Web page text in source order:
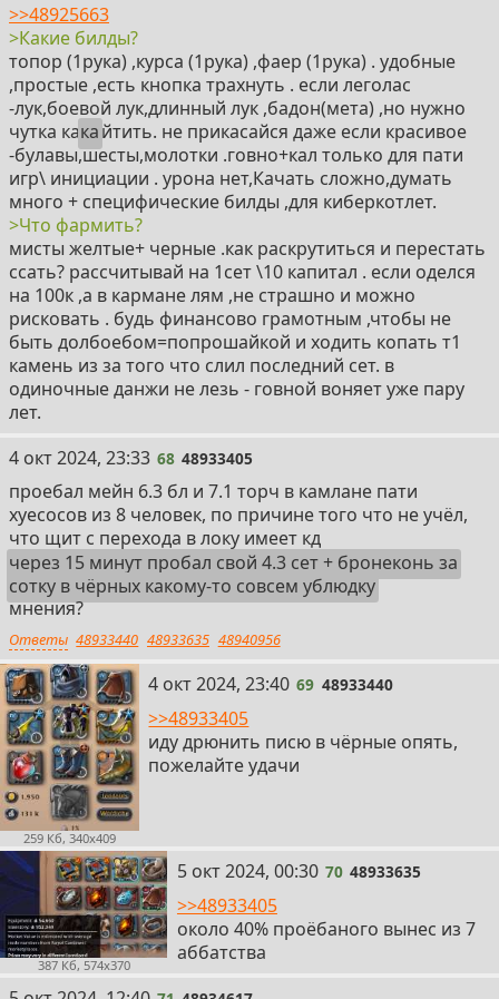
>>48925663
>Какие билды?
топор (1рука) ,курса (1рука) ,фаер (1рука) . удобные
,простые ,есть кнопка трахнуть . если леголас
-лук,боевой лук,длинный лук ,бадон(мета) ,но нужно
чутка какайтить. не прикасайся даже если красивое
-булавы,шесты,молотки .говно+кал только для пати
игр\ инициации . урона нет,Качать сложно,думать
много + специфические билды ,для киберкотлет.
>Что фармить?
мисты желтые+ черные .как раскрутиться и перестать
ссать? рассчитывай на 1сет \10 капитал . если оделся
на 100к ,а в кармане лям ,не страшно и можно
рисковать . будь финансово грамотным ,чтобы не
быть долбоебом=попрошайкой и ходить копать т1
камень из за того что слил последний сет. в
одиночные данжи не лезь - говной воняет уже пару
лет.
68
4 окт 2024, 23:33 68 48933405
проебал мейн 6.3 бл и 7.1 торч в камлане пати
хуесосов из 8 человек, по причине того что не учёл,
что щит с перехода в локу имеет кд
через 15 минут пробал свой 4.3 сет + бронеконь за
сотку в чёрных какому-то совсем ублюдку
мнения?
Ответы 48933440 48933635 48940956
259 Кб, 340x409
69
4 окт 2024, 23:40 69 48933440
>>48933405
иду дрюнить писю в чёрные опять,
пожелайте удачи
387 Кб, 574x370
70
5 окт 2024, 00:30 70 48933635
>>48933405
около 40% проёбаного вынес из 7
аббатства